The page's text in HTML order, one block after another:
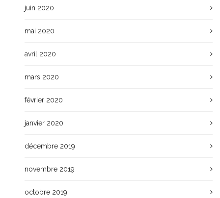
juin 2020
mai 2020
avril 2020
mars 2020
février 2020
janvier 2020
décembre 2019
novembre 2019
octobre 2019